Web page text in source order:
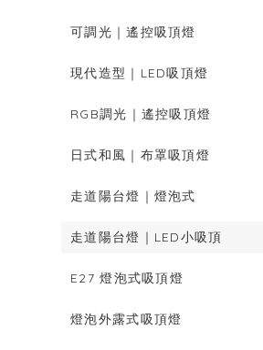
可調光｜遙控吸頂燈
現代造型｜LED吸頂燈
RGB調光｜遙控吸頂燈
日式和風｜布罩吸頂燈
走道陽台燈｜燈泡式
走道陽台燈｜LED小吸頂
E27 燈泡式吸頂燈
燈泡外露式吸頂燈